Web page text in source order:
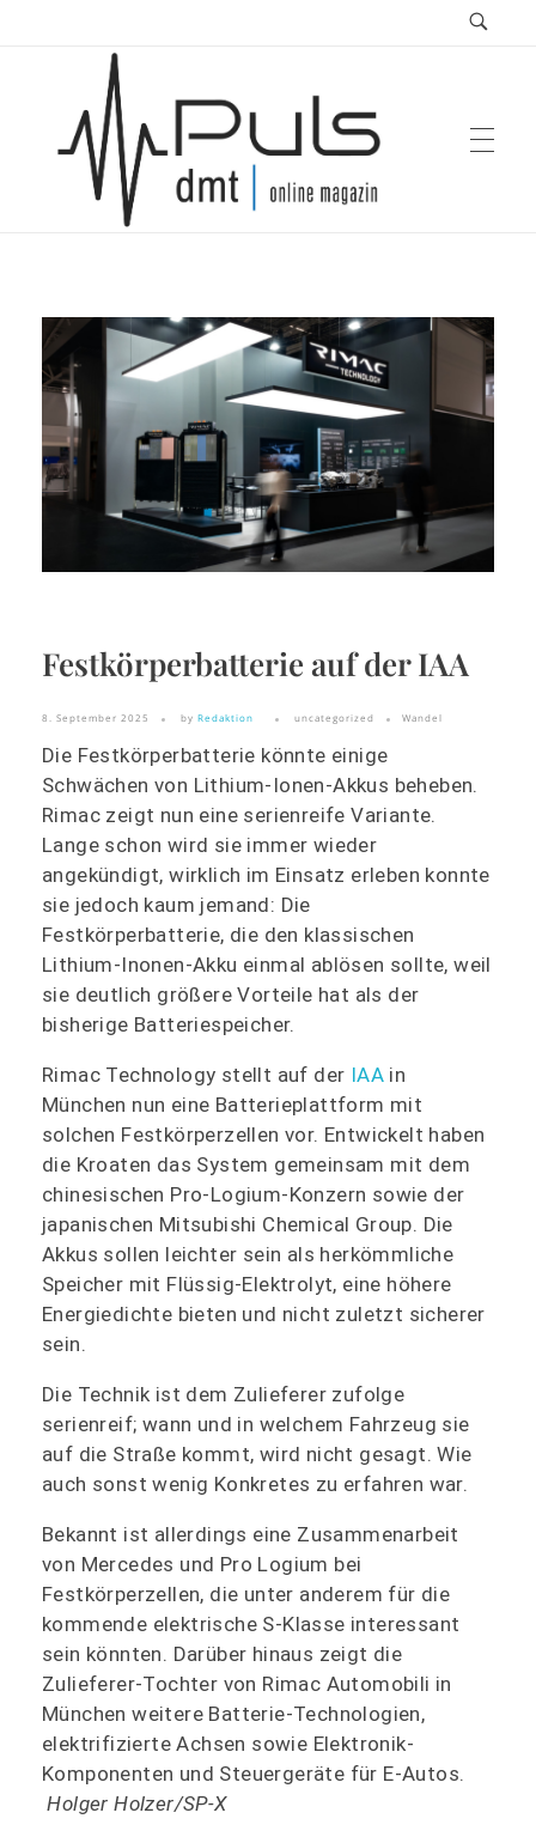
Puls Magazin
Zukunft der Mobilität
Festkörperbatterie auf der IAA
8. September 2025 by Redaktion uncategorized Wandel
Die Festkörperbatterie könnte einige
Schwächen von Lithium-Ionen-Akkus beheben.
Rimac zeigt nun eine serienreife Variante.
Lange schon wird sie immer wieder
angekündigt, wirklich im Einsatz erleben konnte
sie jedoch kaum jemand: Die
Festkörperbatterie, die den klassischen
Lithium-Inonen-Akku einmal ablösen sollte, weil
sie deutlich größere Vorteile hat als der
bisherige Batteriespeicher.
Rimac Technology stellt auf der IAA in
München nun eine Batterieplattform mit
solchen Festkörperzellen vor. Entwickelt haben
die Kroaten das System gemeinsam mit dem
chinesischen Pro-Logium-Konzern sowie der
japanischen Mitsubishi Chemical Group. Die
Akkus sollen leichter sein als herkömmliche
Speicher mit Flüssig-Elektrolyt, eine höhere
Energiedichte bieten und nicht zuletzt sicherer
sein.
Die Technik ist dem Zulieferer zufolge
serienreif; wann und in welchem Fahrzeug sie
auf die Straße kommt, wird nicht gesagt. Wie
auch sonst wenig Konkretes zu erfahren war.
Bekannt ist allerdings eine Zusammenarbeit
von Mercedes und Pro Logium bei
Festkörperzellen, die unter anderem für die
kommende elektrische S-Klasse interessant
sein könnten. Darüber hinaus zeigt die
Zulieferer-Tochter von Rimac Automobili in
München weitere Batterie-Technologien,
elektrifizierte Achsen sowie Elektronik-
Komponenten und Steuergeräte für E-Autos.
Holger Holzer/SP-X